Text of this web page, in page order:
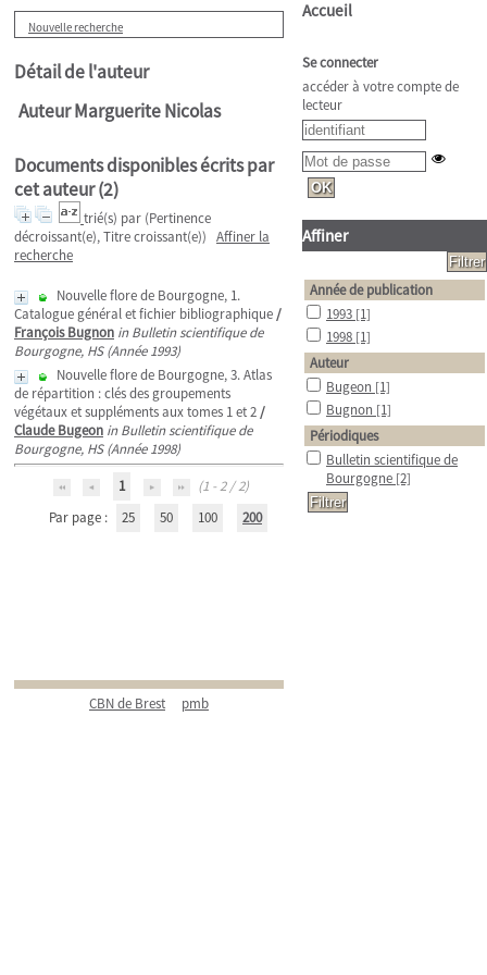
Nouvelle recherche
Détail de l'auteur
Auteur Marguerite Nicolas
Documents disponibles écrits par
cet auteur (2)
trié(s) par (Pertinence
décroissant(e), Titre croissant(e)) Affiner la
recherche
Nouvelle flore de Bourgogne, 1.
Catalogue général et fichier bibliographique/
François Bugnon in Bulletin scientifique de
Bourgogne, HS (Année 1993)
Nouvelle flore de Bourgogne, 3. Atlas
de répartition : clés des groupements
végétaux et suppléments aux tomes 1 et 2/
Claude Bugeon in Bulletin scientifique de
Bourgogne, HS (Année 1998)
1
(1 - 2 / 2)
Par page :
25 50 100 200
CBN de Brest pmb
Accueil
Se connecter
accéder à votre compte de
lecteur
Affiner
Année de publication
1993 [1]
1998 [1]
Auteur
Bugeon [1]
Bugnon [1]
Périodiques
Bulletin scientifique de
Bourgogne [2]